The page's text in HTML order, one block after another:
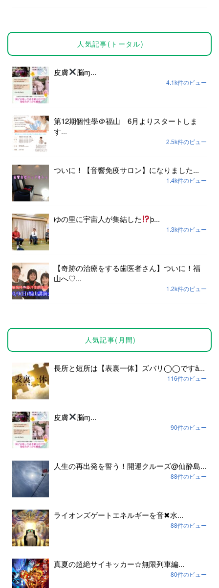
人気記事(トータル)
皮膚 脳ɱ...
4.1k件のビュー
第12期個性學＠福山 6月よりスタートしま
す...
2.5k件のビュー
ついに！【音響免疫サロン】になりました...
1.4k件のビュー
ゆの里に宇宙人が集結した þ...
1.3k件のビュー
【奇跡の治療をする歯医者さん】ついに！福
山へ♡...
1.2k件のビュー
人気記事(月間)
長所と短所は【表裏一体】ズバリ◯◯ですȃ...
116件のビュー
皮膚 脳ɱ...
90件のビュー
人生の再出発を誓う！開運クルーズ@仙酔島...
88件のビュー
ライオンズゲートエネルギーを音✖︎水...
88件のビュー
真夏の超絶サイキッカー☆無限列車編...
80件のビュー